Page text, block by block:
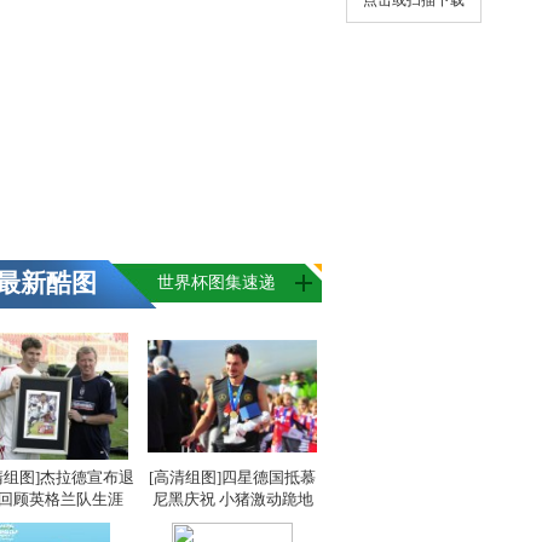
新酷图 世界杯图集速递
图]杰拉德宣布退
顾英格兰队生涯
[高清组图]四星德国抵慕
尼黑庆祝 小猪激动跪地